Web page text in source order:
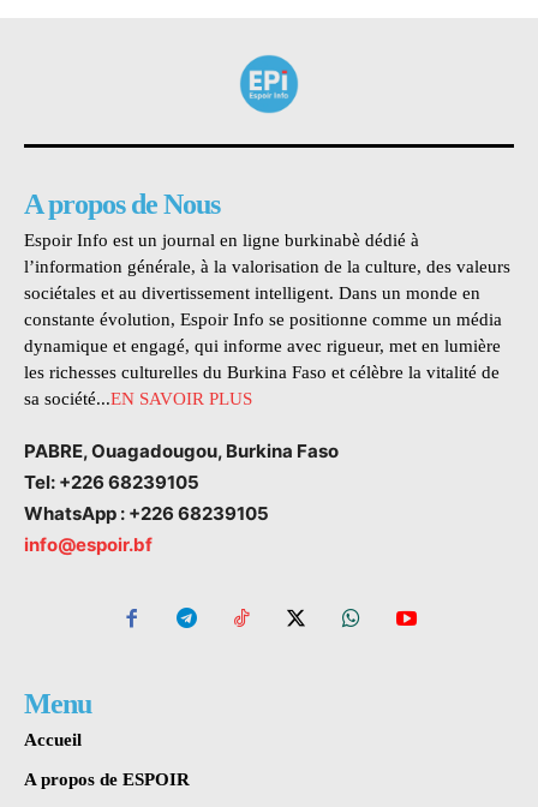
A propos de Nous
Espoir Info est un journal en ligne burkinabè dédié à
l’information générale, à la valorisation de la culture, des valeurs
sociétales et au divertissement intelligent. Dans un monde en
constante évolution, Espoir Info se positionne comme un média
dynamique et engagé, qui informe avec rigueur, met en lumière
les richesses culturelles du Burkina Faso et célèbre la vitalité de
sa société...EN SAVOIR PLUS
PABRE, Ouagadougou, Burkina Faso
Tel: +226 68239105
WhatsApp : +226 68239105
info@espoir.bf
Menu
Accueil
A propos de ESPOIR